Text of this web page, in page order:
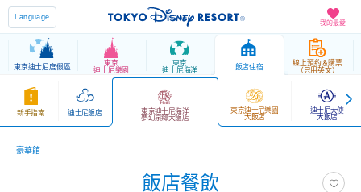
我的最愛
Language
東京迪士尼度假區
東京
迪士尼樂園
東京
迪士尼海洋
飯店住宿
線上預約＆購票
（只用英文）
新手指南 迪士尼飯店 東京迪士尼海洋
夢幻泉鄉大飯店
東京迪士尼樂園
大飯店
迪士尼大使
大飯店
豪華館
飯店餐飲